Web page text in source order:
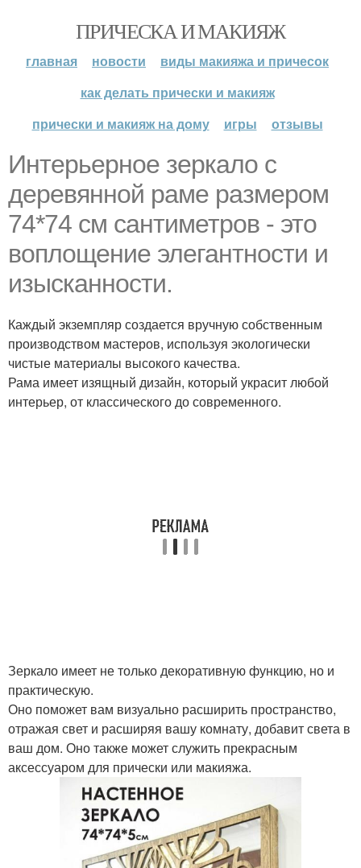
ПРИЧЕСКА И МАКИЯЖ
главная новости
виды макияжа и причесок
как делать прически и макияж
прически и макияж на дому
игры отзывы
Интерьерное зеркало с
деревянной раме размером
74*74 см сантиметров - это
воплощение элегантности и
изысканности.
Каждый экземпляр создается вручную собственным
производством мастеров, используя экологически
чистые материалы высокого качества.
Рама имеет изящный дизайн, который украсит любой
интерьер, от классического до современного.
Зеркало имеет не только декоративную функцию, но и
практическую.
Оно поможет вам визуально расширить пространство,
отражая свет и расширяя вашу комнату, добавит света в
ваш дом. Оно также может служить прекрасным
аксессуаром для прически или макияжа.